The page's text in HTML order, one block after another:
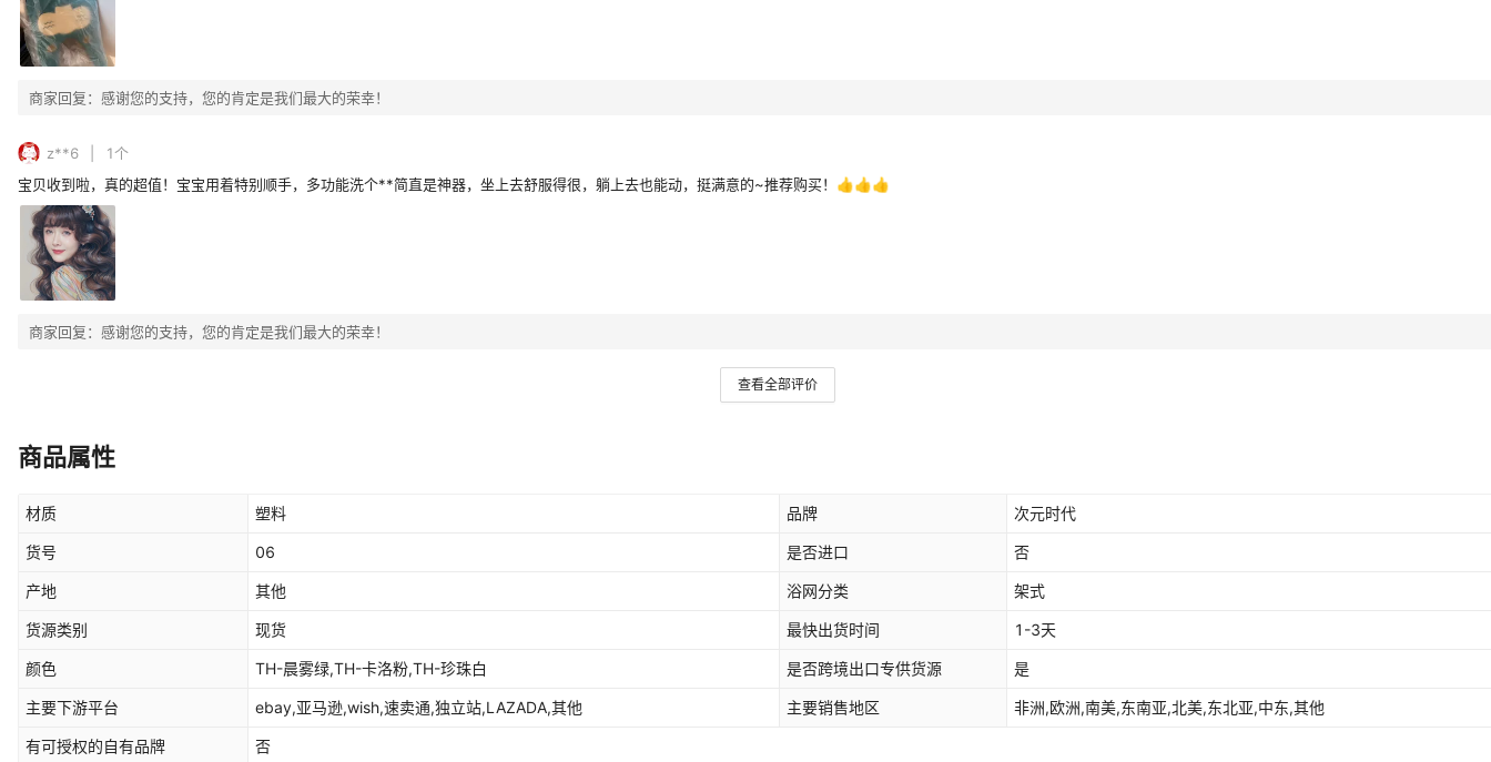
商家回复： 感谢您的支持，您的肯定是我们最大的荣幸！
z**6 1个
宝贝收到啦，真的超值！宝宝用着特别顺手，多功能洗个**简直是神器，坐上去舒服得很，躺上去也能动，挺满意的~推荐购买！👍👍👍
商家回复： 感谢您的支持，您的肯定是我们最大的荣幸！
查看全部评价
商品属性
材质 塑料 品牌 次元时代
货号 06 是否进口 否
产地 其他 浴网分类 架式
货源类别 现货 最快出货时间 1-3天
颜色 TH-晨雾绿,TH-卡洛粉,TH-珍珠白 是否跨境出口专供货源 是
主要下游平台 ebay,亚马逊,wish,速卖通,独立站,LAZADA,其他 主要销售地区 非洲,欧洲,南美,东南亚,北美,东北亚,中东,其他
有可授权的自有品牌 否